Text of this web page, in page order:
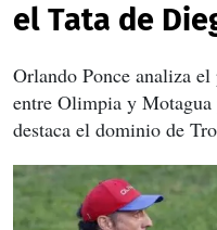
el Tata de
Orlando Ponce analiza
entre Olimpia y
destaca el dominio de